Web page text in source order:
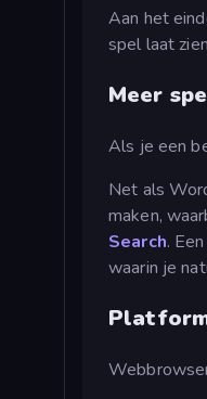
Aan het
spel laat
Meer
Als je een
Net als
maken,
Search.
waarin je